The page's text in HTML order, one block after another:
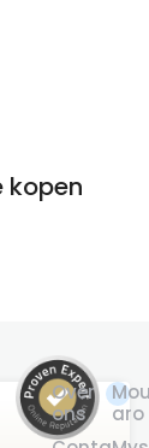
kopen
en
Over
ons
aro